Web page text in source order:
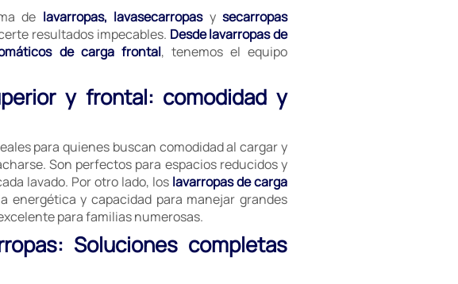
de lavarropas, lavasecarropasysecarropas
resultados impecables. Desde lavarropas de
de carga frontal, tenemos el equipo
y frontal: comodidad y
para quienes buscan comodidad al cargar y
Son perfectos para espacios reducidos y
lavado. Por otro lado, los lavarropas de carga
energética y capacidad para manejar grandes
para familias numerosas.
Soluciones completas